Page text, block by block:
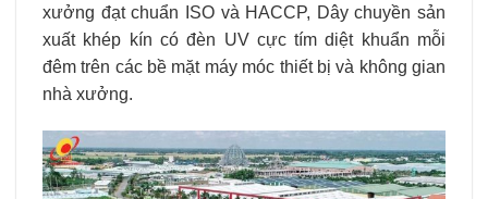
xưởng đạt chuẩn
ISO và HACCP, Dây chuyền sản
xuất khép kín có đèn UV cực tím diệt khuẩn mỗi
đêm trên các bề mặt máy móc thiết bị và không gian
nhà xưởng.